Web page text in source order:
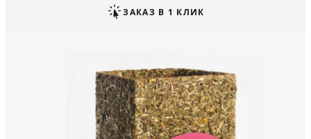
ЗАКАЗ В 1 КЛИК